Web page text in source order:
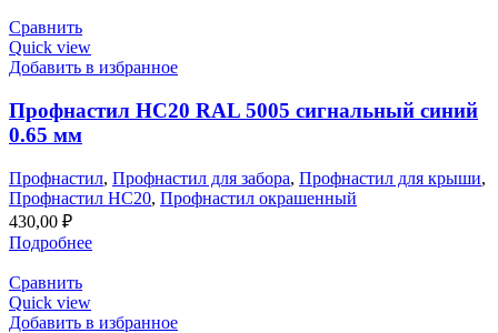
Сравнить
Quick view
Добавить в избранное
Профнастил НС20 RAL 5005 сигнальный синий
0.65 мм
Профнастил, Профнастил для забора, Профнастил для крыши,
Профнастил НС20, Профнастил окрашенный
430,00 ₽
Подробнее
Сравнить
Quick view
Добавить в избранное